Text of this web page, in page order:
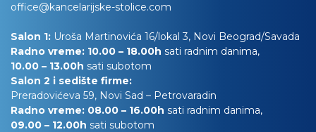
office@kancelarijske-stolice.com
Salon 1: Uroša Martinovića 16/lokal 3, Novi Beograd/Savada
Radno vreme: 10.00 – 18.00h sati radnim danima,
10.00 – 13.00h sati subotom
Salon 2 i sedište firme:
Preradovićeva 59, Novi Sad – Petrovaradin
Radno vreme: 08.00 – 16.00h sati radnim danima,
09.00 – 12.00h sati subotom